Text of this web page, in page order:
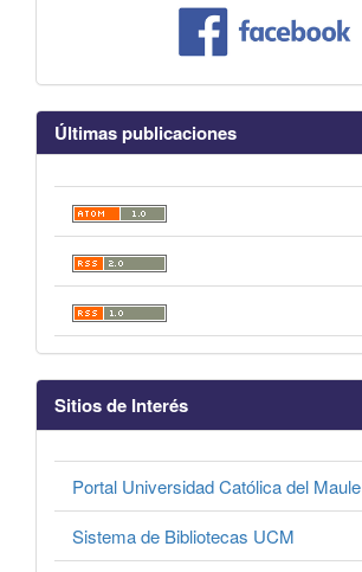
Últimas publicaciones
Sitios de Interés
Portal Universidad Católica del Maule
Sistema de Bibliotecas UCM